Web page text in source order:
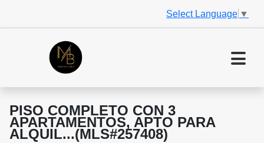
Select Language ▼
PISO COMPLETO CON 3
APARTAMENTOS, APTO PARA
ALQUIL...(MLS#257408)